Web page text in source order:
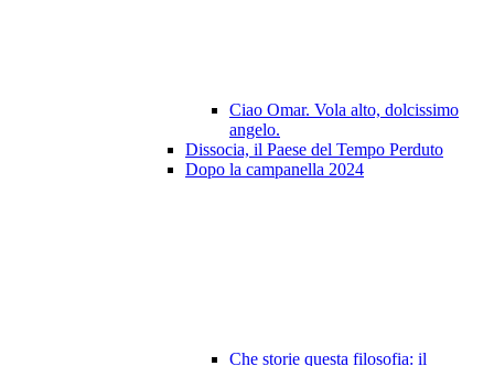
Ciao Omar. Vola alto, dolcissimo
angelo.
Dissocia, il Paese del Tempo Perduto
Dopo la campanella 2024
Che storie questa filosofia: il